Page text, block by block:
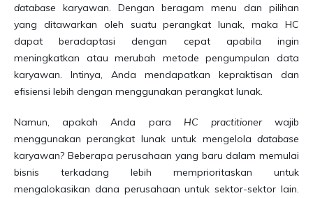
database karyawan. Dengan beragam menu dan pilihan
yang ditawarkan oleh suatu perangkat lunak, maka HC
dapat beradaptasi dengan cepat apabila ingin
meningkatkan atau merubah metode pengumpulan data
karyawan. Intinya, Anda mendapatkan kepraktisan dan
efisiensi lebih dengan menggunakan perangkat lunak.
Namun, apakah Anda para HC practitionerwajib
menggunakan perangkat lunak untuk mengelola database
karyawan? Beberapa perusahaan yang baru dalam memulai
bisnis terkadang lebih memprioritaskan untuk
mengalokasikan dana perusahaan untuk sektor-sektor lain.